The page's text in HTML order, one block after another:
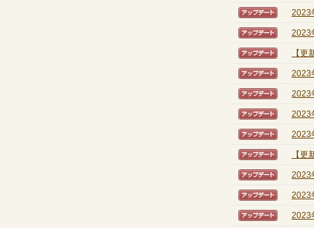
【ア
2023
【ア
2023
【ア
【
【ア
2023
【ア
2023
【ア
2023
【ア
2023
【ア
【
【ア
2023
【ア
2023
【ア
2023